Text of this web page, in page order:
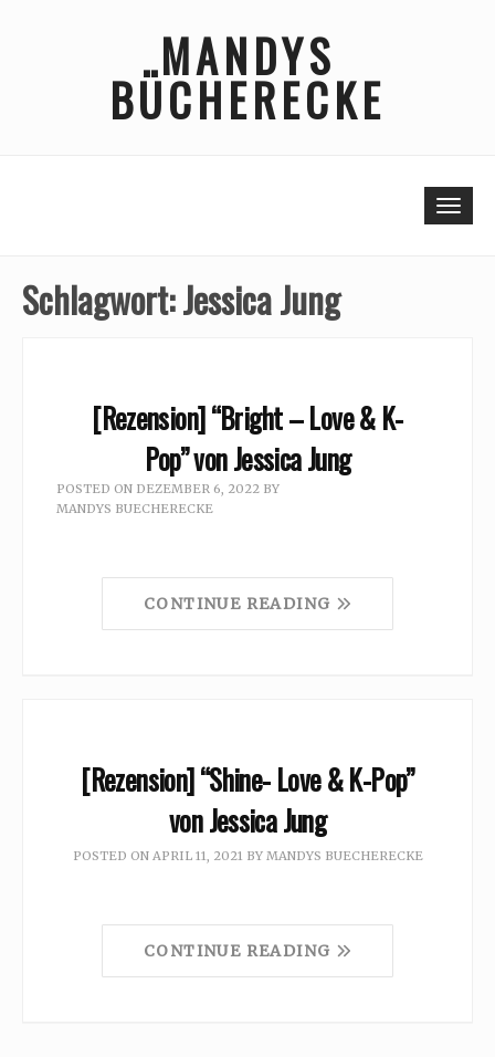
MANDYS
BÜCHERECKE
Schlagwort:Jessica Jung
[Rezension] “Bright – Love & K-
Pop” von Jessica Jung
POSTED ON DEZEMBER 6, 2022 BY
MANDYS BUECHERECKE
CONTINUE READING
[Rezension] “Shine- Love & K-Pop”
von Jessica Jung
POSTED ON APRIL 11, 2021 BY MANDYS BUECHERECKE
CONTINUE READING